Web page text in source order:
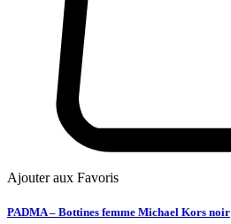
Ajouter aux Favoris
PADMA – Bottines femme Michael Kors noir